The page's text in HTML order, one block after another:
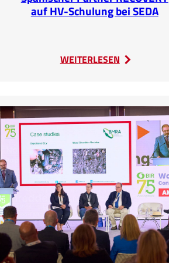
auf HV-Schulung bei SEDA
WEITERLESEN
:
auf
HV-
Schulung
bei
SEDA